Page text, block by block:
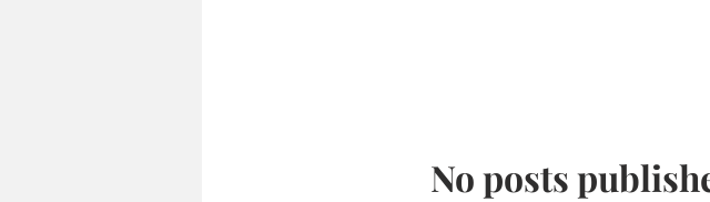
No posts